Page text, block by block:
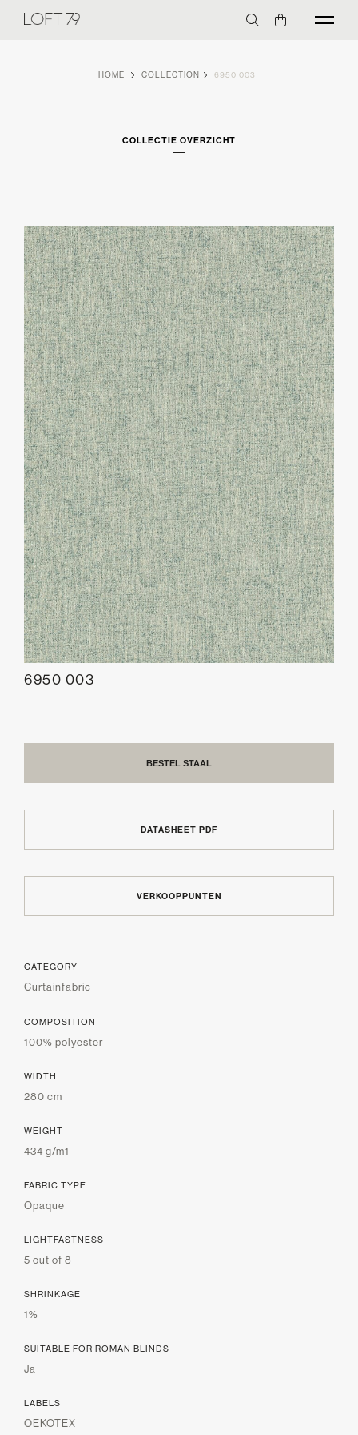
HOME COLLECTION 6950 003
COLLECTIE OVERZICHT
6950 003
BESTEL STAAL
DATASHEET PDF
VERKOOPPUNTEN
CATEGORY
Curtainfabric
COMPOSITION
100% polyester
WIDTH
280 cm
WEIGHT
434 g/m1
FABRIC TYPE
Opaque
LIGHTFASTNESS
5 out of 8
SHRINKAGE
1%
SUITABLE FOR ROMAN BLINDS
Ja
LABELS
OEKOTEX